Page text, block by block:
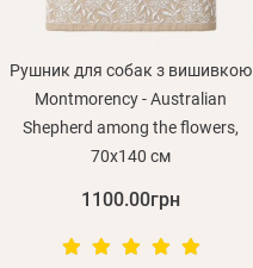
Рушник для собак з вишивкою
Montmorency - Australian
Shepherd among the flowers,
70х140 см
1100.00грн